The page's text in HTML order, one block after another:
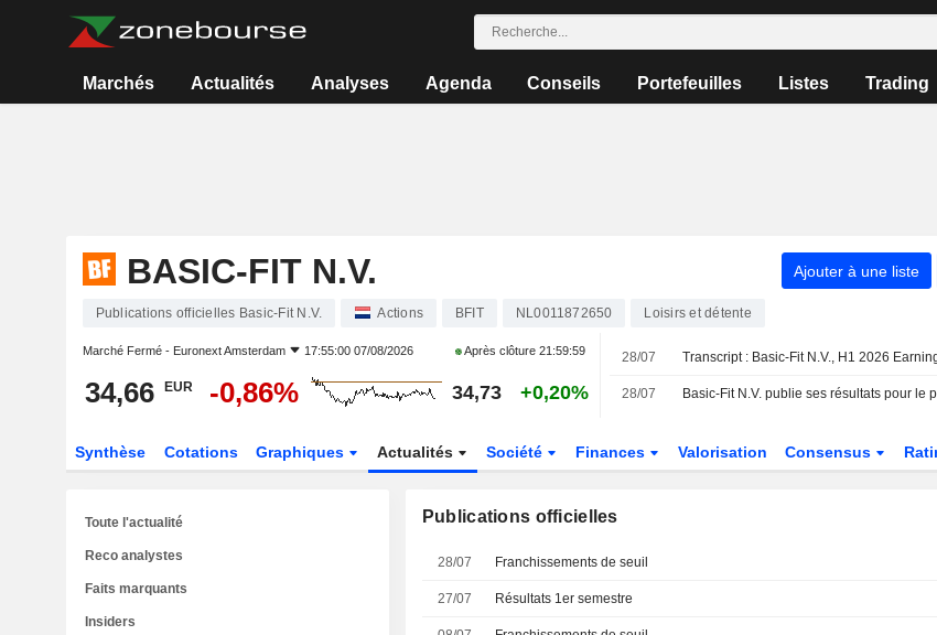
Marchés Actualités Analyses Agenda Conseils Portefeuilles Listes Trading
BASIC-FIT N.V. Ajouter à une liste
Publications officielles Basic-Fit N.V. Actions BFIT NL0011872650 Loisirs et détente
Marché Fermé - Euronext Amsterdam 17:55:00 07/08/2026 Après clôture 21:59:59
34,66 EUR -0,86% 34,73 +0,20%
28/07
28/07
Synthèse Cotations Graphiques Actualités Société Finances Valorisation Consensus
Publications officielles
28/07 Franchissements de seuil
27/07 Résultats 1er semestre
Toute l'actualité
Reco analystes
Faits marquants
Insiders